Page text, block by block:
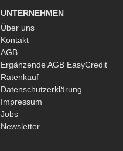
UNTERNEHMEN
Über uns
Kontakt
AGB
Ergänzende AGB EasyCredit
Ratenkauf
Datenschutzerklärung
Impressum
Jobs
Newsletter